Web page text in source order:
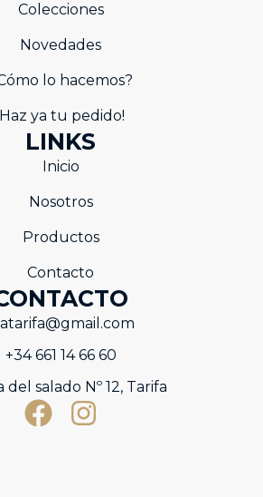
Colecciones
Novedades
lo hacemos?
ya tu pedido!
LINKS
Inicio
Nosotros
Productos
Contacto
+34 661 14 66 60
del salado Nº 12, Tarifa